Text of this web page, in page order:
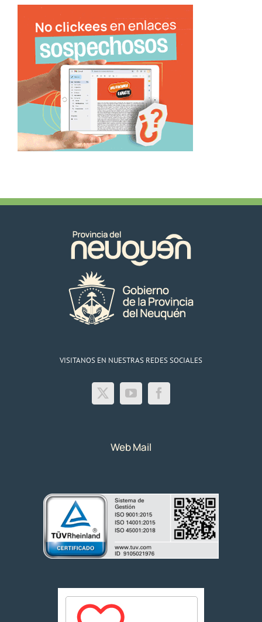
VISITANOS EN NUESTRAS REDES SOCIALES
Web Mail